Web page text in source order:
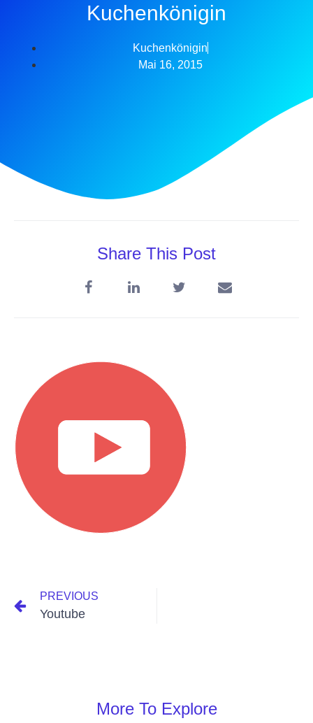
Kuchenkönigin
Kuchenkönigin
Mai 16, 2015
Share This Post
PREVIOUS
Youtube
More To Explore